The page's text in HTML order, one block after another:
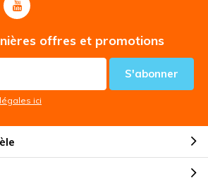
offres et promotions
S'abonner
ici